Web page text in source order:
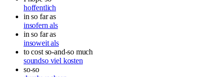
hoffentlich
in so far as
insofern als
in so far as
insoweit als
to cost so-and-so much
soundso viel kosten
so-so